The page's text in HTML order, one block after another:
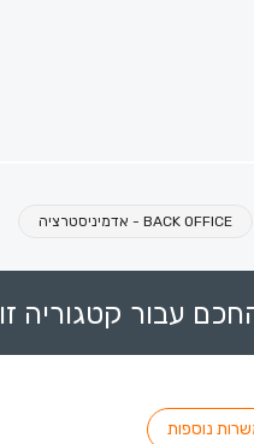
BACK OFFICE - אדמיניסטרציה
עבור קטגוריה זו
נוספות